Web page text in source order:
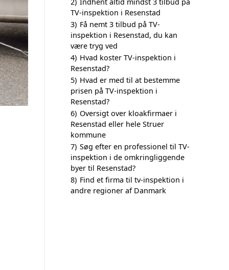
TV-inspektion i Resenstad
3) Få nemt 3 tilbud på TV-
inspektion i Resenstad, du kan
være tryg ved
4) Hvad koster TV-inspektion i
Resenstad?
5) Hvad er med til at bestemme
prisen på TV-inspektion i
Resenstad?
6) Oversigt over kloakfirmaer i
Resenstad eller hele Struer
kommune
7) Søg efter en professionel til TV-
inspektion i de omkringliggende
byer til Resenstad?
8) Find et firma til tv-inspektion i
andre regioner af Danmark